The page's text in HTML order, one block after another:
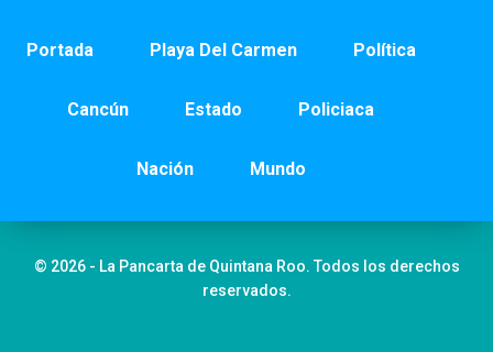
Portada Playa Del Carmen Política
Cancún Estado Policiaca
Nación Mundo
© 2026 - La Pancarta de Quintana Roo. Todos los derechos
reservados.